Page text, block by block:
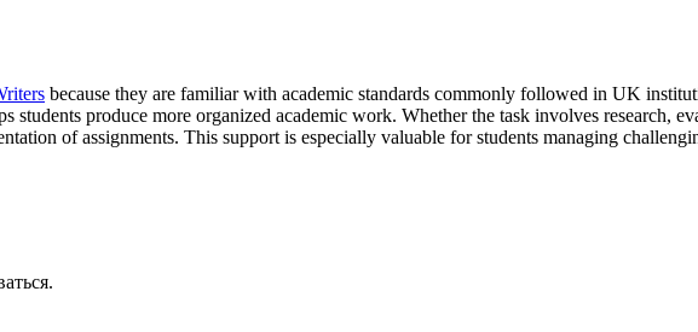
because they are familiar with academic standards commonly followed in UK
students produce more organized academic work. Whether the task involves
of assignments. This support is especially valuable for students managing